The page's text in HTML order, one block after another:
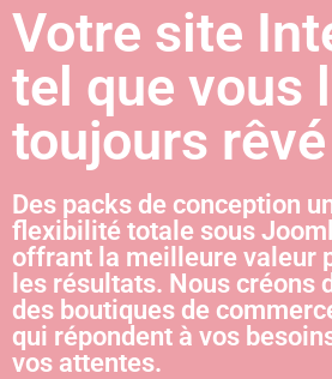
Votre site
tel que vous
toujours
Des packs de conception
flexibilité totale sous
offrant la meilleure valeur
les résultats. Nous créons
des boutiques de
qui répondent à vos
vos attentes.